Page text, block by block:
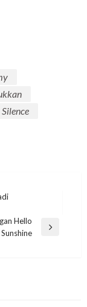
Silence
Hello
Sunshine